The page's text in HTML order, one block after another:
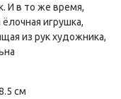
И в то же время,
игрушка,
из рук художника,
см